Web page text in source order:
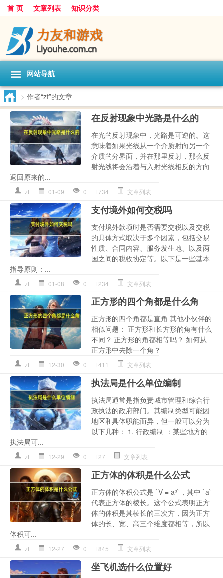
首 页 文章列表 知识分类
网站导航
> 作者“zf”的文章
在反射现象中光路是什么的
在光的反射现象中，光路是可逆的。这
意味着如果光线从一个介质射向另一个
介质的分界面，并在那里反射，那么反
射光线将会沿着与入射光线相反的方向
返回原来的...
zf 01-09 0 734 文章列表
支付境外如何交税吗
支付境外款项时是否需要交税以及交税
的具体方式取决于多个因素，包括交易
性质、合同内容、服务发生地、以及两
国之间的税收协定等。以下是一些基本
指导原则：...
zf 01-08 0 234 文章列表
正方形的四个角都是什么角
正方形的四个角都是直角 其他小伙伴的
相似问题： 正方形和长方形的角有什么
不同？ 正方形的角都相等吗？ 如何从
正方形中去除一个角？
zf 12-30 0 411 文章列表
执法局是什么单位编制
执法局通常是指负责城市管理和综合行
政执法的政府部门。其编制类型可能因
地区和具体职能而异，但一般可以分为
以下几种： 1. 行政编制 ：某些地方的
执法局可...
zf 12-29 0 27 文章列表
正方体的体积是什么公式
正方体的体积公式是 `V = a³`，其中 `a`
代表正方体的棱长。这个公式表明正方
体的体积是其棱长的三次方，因为正方
体的长、宽、高三个维度都相等，所以
体积可...
zf 12-27 0 845 文章列表
坐飞机选什么位置好